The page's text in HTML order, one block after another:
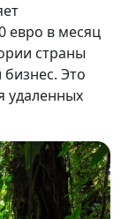
евро в месяц
страны
Это
удаленных